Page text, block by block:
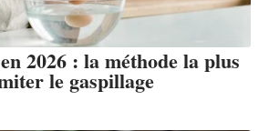
2026 : la méthode la plus
le gaspillage